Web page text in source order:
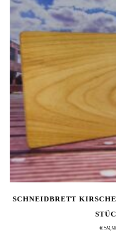
SCHNEIDBRETT
€